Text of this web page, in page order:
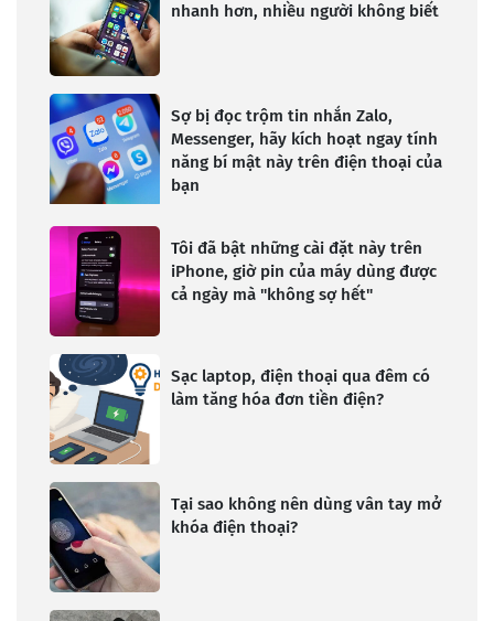
nhanh hơn, nhiều người không biết
Sợ bị đọc trộm tin nhắn Zalo,
Messenger, hãy kích hoạt ngay tính
năng bí mật này trên điện thoại của
bạn
Tôi đã bật những cài đặt này trên
iPhone, giờ pin của máy dùng được
cả ngày mà "không sợ hết"
Sạc laptop, điện thoại qua đêm có
làm tăng hóa đơn tiền điện?
Tại sao không nên dùng vân tay mở
khóa điện thoại?